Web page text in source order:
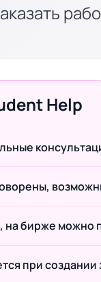
Help
на бирже можно
при создании